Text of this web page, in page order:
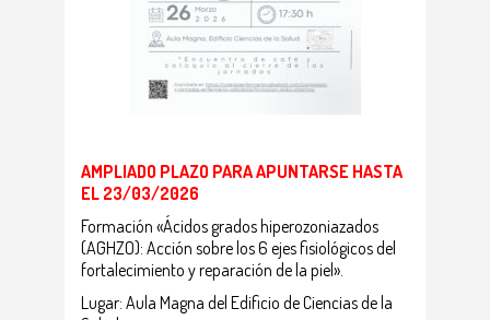
AMPLIADO PLAZO PARA APUNTARSE HASTA
EL 23/03/2026
Formación «Ácidos grados hiperozoniazados
(AGHZO): Acción sobre los 6 ejes fisiológicos del
fortalecimiento y reparación de la piel».
Lugar: Aula Magna del Edificio de Ciencias de la